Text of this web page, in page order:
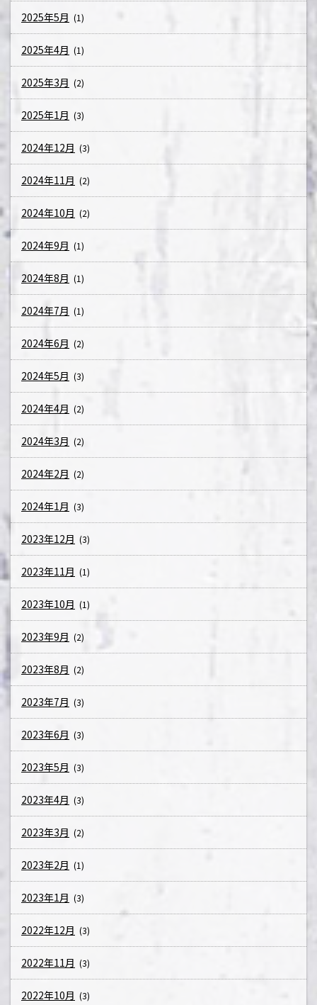
2025年5月 (1)
2025年4月 (1)
2025年3月 (2)
2025年1月 (3)
2024年12月 (3)
2024年11月 (2)
2024年10月 (2)
2024年9月 (1)
2024年8月 (1)
2024年7月 (1)
2024年6月 (2)
2024年5月 (3)
2024年4月 (2)
2024年3月 (2)
2024年2月 (2)
2024年1月 (3)
2023年12月 (3)
2023年11月 (1)
2023年10月 (1)
2023年9月 (2)
2023年8月 (2)
2023年7月 (3)
2023年6月 (3)
2023年5月 (3)
2023年4月 (3)
2023年3月 (2)
2023年2月 (1)
2023年1月 (3)
2022年12月 (3)
2022年11月 (3)
2022年10月 (3)